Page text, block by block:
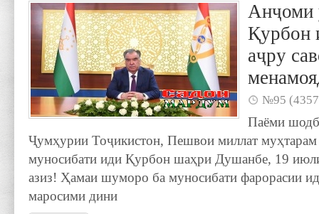
Анҷоми
Қурбон
аҷру
№95
Паёми
Ҷумҳурии Тоҷикистон, Пешвои миллат
муносибати иди Қурбон шаҳри Душанбе, 19
азиз! Ҳамаи шуморо ба муносибати фарорасии
маросими дини